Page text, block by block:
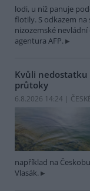
lodi, u níž panuje
flotily. S odkazem na
nizozemské
agentura AFP.
Kvůli
průtoky
6.8.2026 14:24 |
například na
Vlasák.